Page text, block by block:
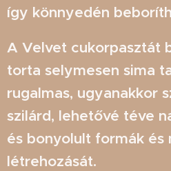
így könnyedén
A Velvet cukorpasztát
torta selymesen sima
rugalmas, ugyanakkor
szilárd, lehetővé téve
és bonyolult formák és
létrehozását.